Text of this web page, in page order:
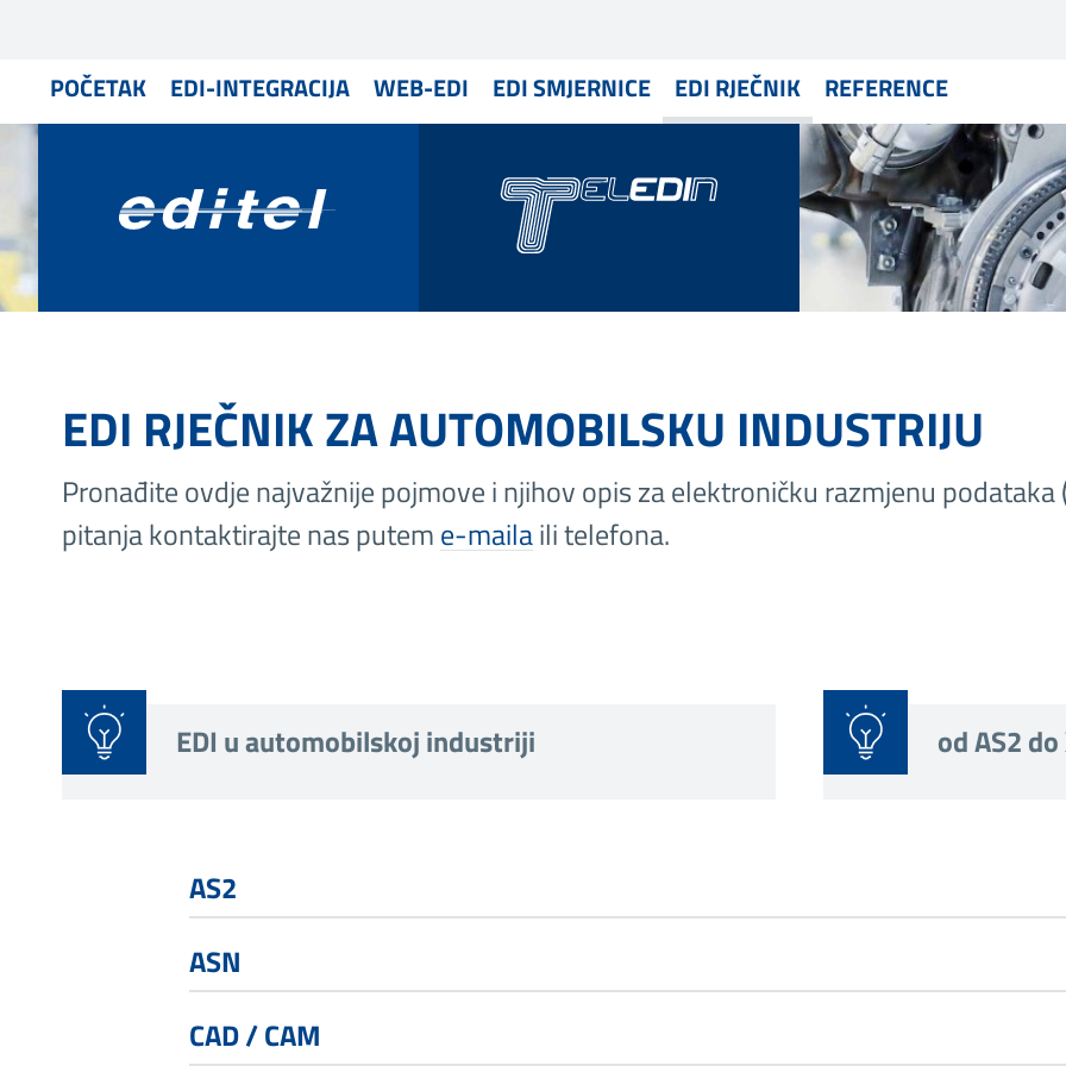
POČETAK EDI-INTEGRACIJA WEB-EDI EDI SMJERNICE EDI RJEČNIK REFERENCE
EDI RJEČNIK ZA AUTOMOBILSKU INDUSTRIJU
Pronađite ovdje najvažnije pojmove i njihov opis za elektroničku razmjenu
pitanja kontaktirajte nas puteme-mailaili telefona.
EDI u automobilskoj industriji od AS2
AS2
ASN
CAD / CAM